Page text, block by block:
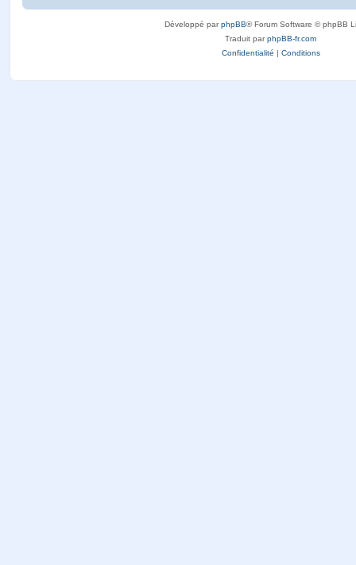
Développé parphpBB® Forum Software © phpBB
Traduit parphpBB-fr.com
Confidentialité | Conditions